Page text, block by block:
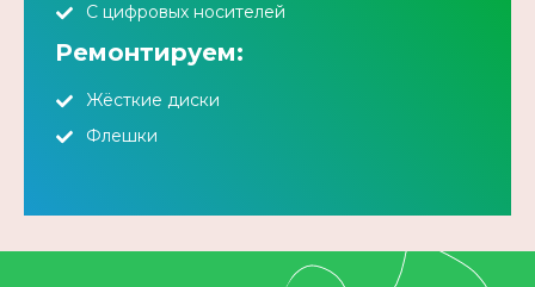
С цифровых носителей
Ремонтируем:
Жёсткие диски
Флешки